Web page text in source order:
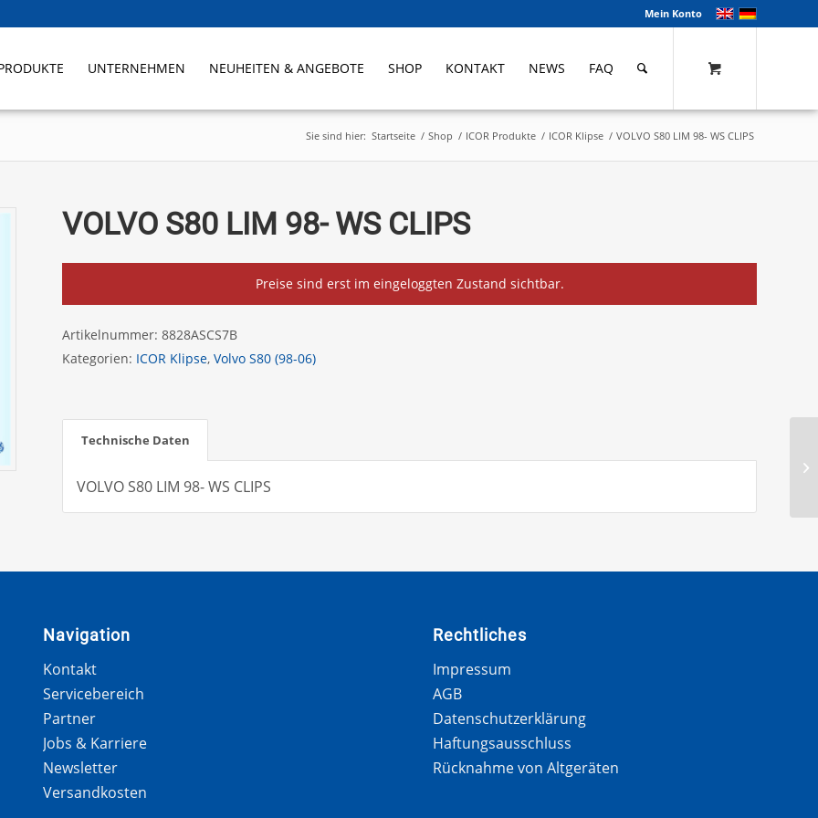
Mein Konto
UNTERNEHMEN NEUHEITEN & ANGEBOTE SHOP KONTAKT NEWS FAQ
Sie sind hier: Startseite / Shop / ICOR Produkte / ICOR Klipse / VOLVO S80 LIM 98- WS CLIPS
VOLVO S80 LIM 98- WS CLIPS
Preise sind erst im eingeloggten Zustand sichtbar.
Artikelnummer:8828ASCS7B
Kategorien: ICOR Klipse,Volvo S80 (98-06)
Technische Daten
VOLVO S80 LIM 98- WS CLIPS
Navigation
Kontakt
Servicebereich
Partner
Jobs & Karriere
Newsletter
Versandkosten
Rechtliches
Impressum
AGB
Datenschutzerklärung
Haftungsausschluss
Rücknahme von Altgeräten